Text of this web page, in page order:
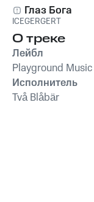
Глаз Бога
ICEGERGERT
О треке
Лейбл
Playground
Исполнитель
Två Blåbär